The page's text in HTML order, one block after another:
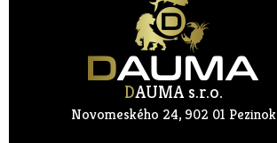
DAUMA s.r.o.
Novomeského 24, 902 01 Pezinok